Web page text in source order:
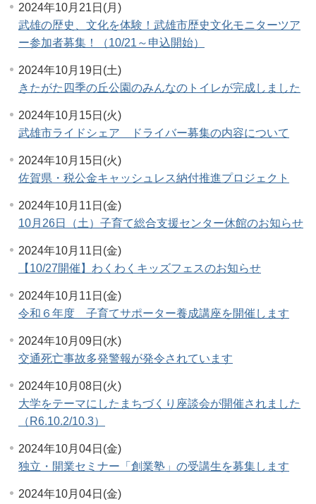
2024年10月21日(月)
武雄の歴史、文化を体験！武雄市歴史文化モニターツア
ー参加者募集！（10/21～申込開始）
2024年10月19日(土)
きたがた四季の丘公園のみんなのトイレが完成しました
2024年10月15日(火)
武雄市ライドシェア ドライバー募集の内容について
2024年10月15日(火)
佐賀県・税公金キャッシュレス納付推進プロジェクト
2024年10月11日(金)
10月26日（土）子育て総合支援センター休館のお知らせ
2024年10月11日(金)
【10/27開催】わくわくキッズフェスのお知らせ
2024年10月11日(金)
令和６年度 子育てサポーター養成講座を開催します
2024年10月09日(水)
交通死亡事故多発警報が発令されています
2024年10月08日(火)
大学をテーマにしたまちづくり座談会が開催されました
（R6.10.2/10.3）
2024年10月04日(金)
独立・開業セミナー「創業塾」の受講生を募集します
2024年10月04日(金)